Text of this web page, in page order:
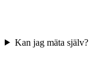
Kan jag mäta själv?